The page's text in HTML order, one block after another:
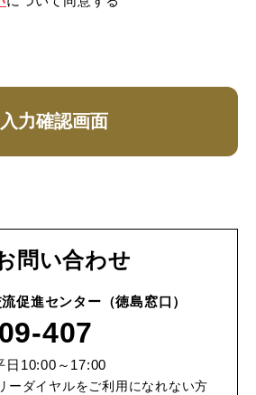
入力確認画面
問い合わせ
促進センター（徳島窓口）
407
日10:00～17:00
ーダイヤルをご利用になれない方